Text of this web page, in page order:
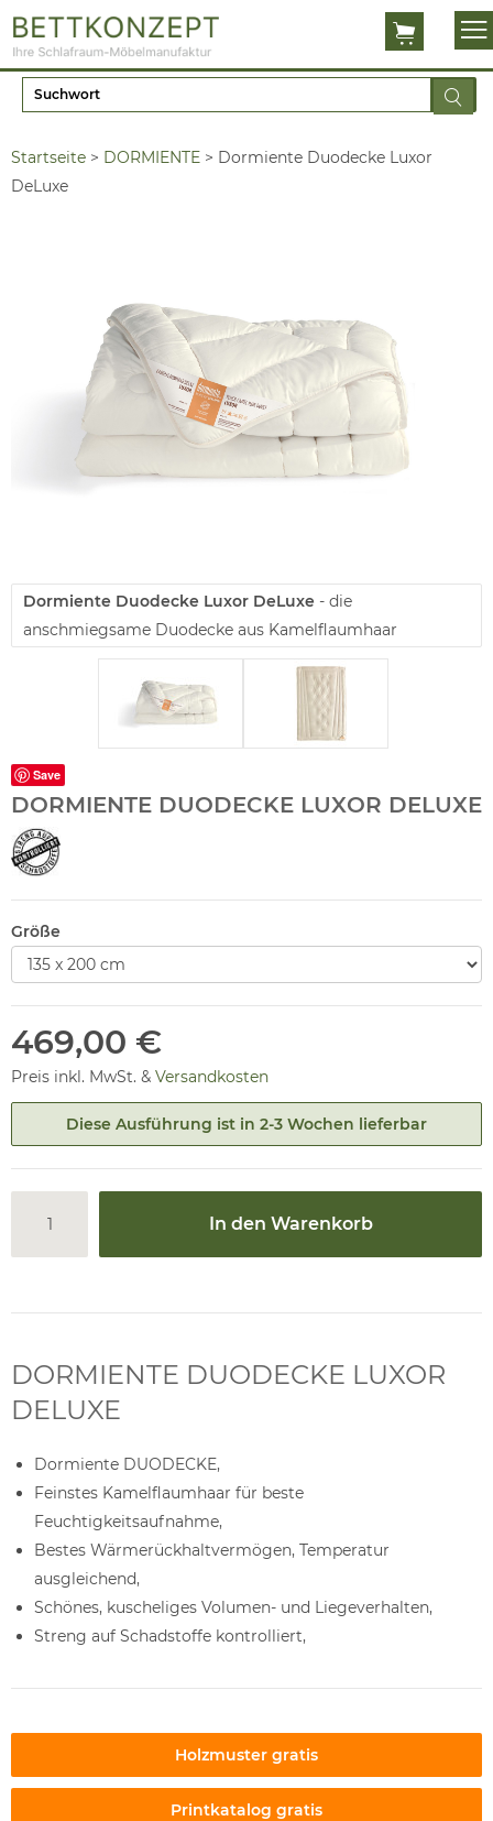
Startseite > DORMIENTE > Dormiente Duodecke Luxor
DeLuxe
Dormiente Duodecke Luxor DeLuxe - die
anschmiegsame Duodecke aus Kamelflaumhaar
Save
DORMIENTE DUODECKE LUXOR DELUXE
Größe
469,00 €
Preis inkl. MwSt. & Versandkosten
Diese Ausführung ist in 2-3 Wochen lieferbar
In den Warenkorb
DORMIENTE DUODECKE LUXOR
DELUXE
Dormiente DUODECKE,
Feinstes Kamelflaumhaar für beste
Feuchtigkeitsaufnahme,
Bestes Wärmerückhaltvermögen, Temperatur
ausgleichend,
Schönes, kuscheliges Volumen- und Liegeverhalten,
Streng auf Schadstoffe kontrolliert,
Holzmuster gratis
Printkatalog gratis